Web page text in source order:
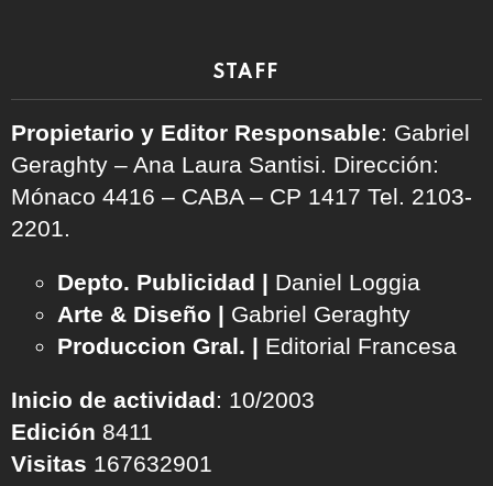
STAFF
Propietario y Editor Responsable: Gabriel
Geraghty – Ana Laura Santisi. Dirección:
Mónaco 4416 – CABA – CP 1417 Tel. 2103-
2201.
Depto. Publicidad | Daniel Loggia
Arte & Diseño | Gabriel Geraghty
Produccion Gral. | Editorial Francesa
Inicio de actividad: 10/2003
Edición 8411
Visitas 167632901